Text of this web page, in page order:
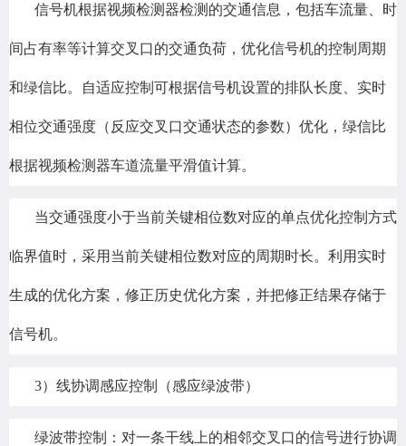
信号机根据视频检测器检测的交通信息，包括车流量、时
间占有率等计算交叉口的交通负荷，优化信号机的控制周期
和绿信比。自适应控制可根据信号机设置的排队长度、实时
相位交通强度（反应交叉口交通状态的参数）优化，绿信比
根据视频检测器车道流量平滑值计算。
当交通强度小于当前关键相位数对应的单点优化控制方式
临界值时，采用当前关键相位数对应的周期时长。利用实时
生成的优化方案，修正历史优化方案，并把修正结果存储于
信号机。
3）线协调感应控制（感应绿波带）
绿波带控制：对一条干线上的相邻交叉口的信号进行协调